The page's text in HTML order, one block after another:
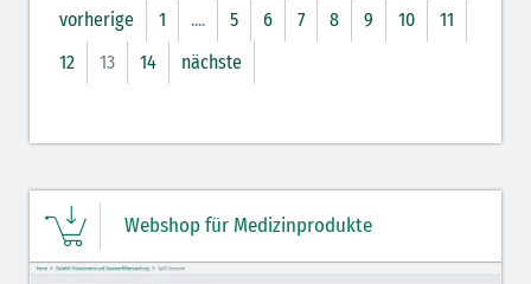
vorherige
1 .... 5 6 7 8 9 10
11
12
13 14 nächste
Webshop für Medizinprodukte